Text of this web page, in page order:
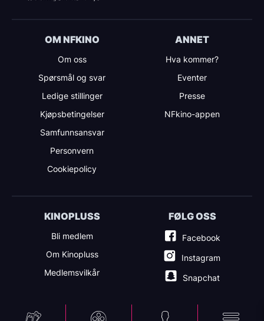
OM NFKINO
Om oss
Spørsmål og svar
Ledige stillinger
Kjøpsbetingelser
Samfunnsansvar
Personvern
Cookiepolicy
ANNET
Hva kommer?
Eventer
Presse
NFkino-appen
KINOPLUSS
Bli medlem
Om Kinopluss
Medlemsvilkår
FØLG OSS
Facebook
Instagram
Snapchat